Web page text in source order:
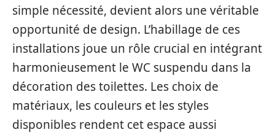
simple nécessité, devient alors une véritable
opportunité de design. L’habillage de ces
installations joue un rôle crucial en intégrant
harmonieusement le WC suspendu dans la
décoration des toilettes. Les choix de
matériaux, les couleurs et les styles
disponibles rendent cet espace aussi